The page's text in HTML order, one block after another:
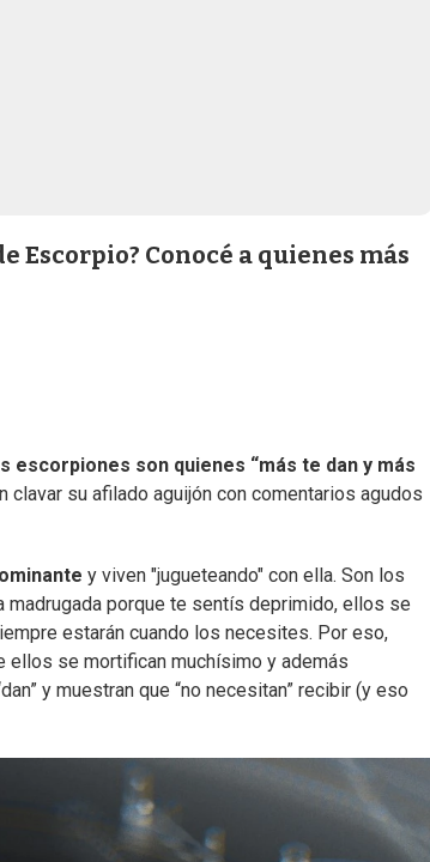
Escorpio? Conocé a quienes más
escorpiones son quienes “más te dan y más
clavar su afilado aguijón con comentarios agudos
y viven "jugueteando" con ella. Son los
porque te sentís deprimido, ellos se
estarán cuando los necesites. Por eso,
ellos se mortifican muchísimo y además
y muestran que “no necesitan” recibir (y eso